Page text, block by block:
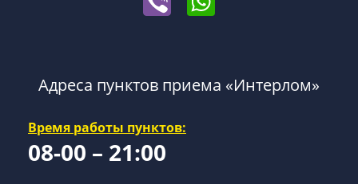
Адреса пунктов приема «Интерлом»
Время работы пунктов:
08-00 – 21:00